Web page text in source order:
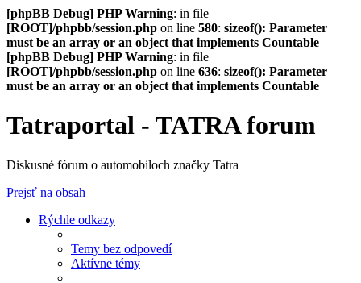
[phpBB Debug] PHP Warning: in file
[ROOT]/phpbb/session.php on line 580: sizeof(): Parameter
must be an array or an object that implements Countable
[phpBB Debug] PHP Warning: in file
[ROOT]/phpbb/session.php on line 636: sizeof(): Parameter
must be an array or an object that implements Countable
Tatraportal - TATRA forum
Diskusné fórum o automobiloch značky Tatra
Prejsť na obsah
Rýchle odkazy
Temy bez odpovedí
Aktívne témy